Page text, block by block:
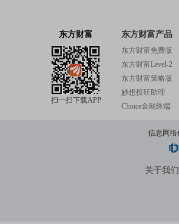
东方财富
扫一扫下载APP
东方财富产品
东方财富免费版
东方财富Level-2
东方财富策略版
妙想投研助理
Choice金融终端
信息网络
关于我们